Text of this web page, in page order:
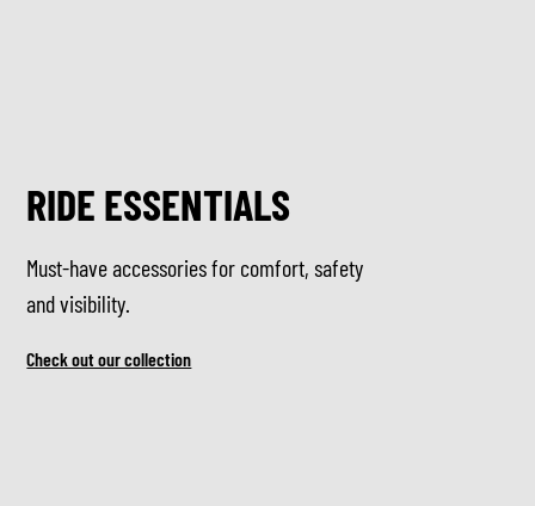
RIDE ESSENTIALS
Must-have accessories for comfort, safety
and visibility.
Check out our collection